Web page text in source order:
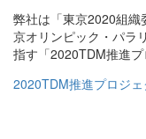
弊社は「東京2020組織
京オリンピック・パラ
指す「2020TDM推進プ
2020TDM推進プロジェ